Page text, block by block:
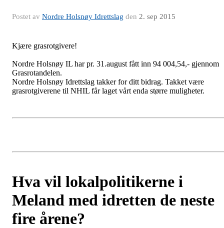
Postet av Nordre Holsnøy Idrettslag den 2. sep 2015
Kjære grasrotgivere!
Nordre Holsnøy IL har pr. 31.august fått inn 94 004,54,- gjennom
Grasrotandelen.
Nordre Holsnøy Idrettslag takker for ditt bidrag. Takket være
grasrotgiverene til NHIL får laget vårt enda større muligheter.
Hva vil lokalpolitikerne i
Meland med idretten de neste
fire årene?